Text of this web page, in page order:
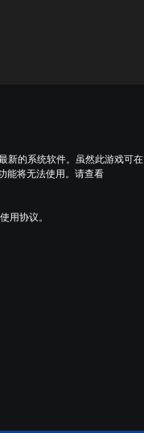
新的系统软件。虽然此游戏可在
能将无法使用。请查看
用协议。